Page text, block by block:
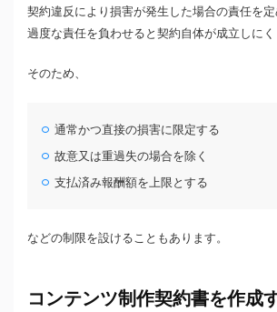
契約違反により損害が発生した場合の責任を定
過度な責任を負わせると契約自体が成立しにく
そのため、
通常かつ直接の損害に限定する
故意又は重過失の場合を除く
支払済み報酬額を上限とする
などの制限を設けることもあります。
コンテンツ制作契約書を作成